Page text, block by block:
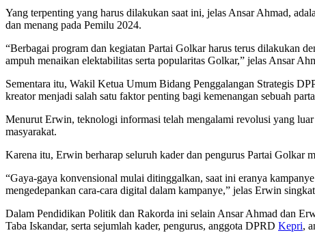
Yang terpenting yang harus dilakukan saat ini, jelas Ansar Ahmad,
dan menang pada Pemilu 2024.
“Berbagai program dan kegiatan Partai Golkar harus terus dilakukan
ampuh menaikan elektabilitas serta popularitas Golkar,” jelas Ansar
Sementara itu, Wakil Ketua Umum Bidang Penggalangan Strategis
kreator menjadi salah satu faktor penting bagi kemenangan sebuah
Menurut Erwin, teknologi informasi telah mengalami revolusi yang
masyarakat.
Karena itu, Erwin berharap seluruh kader dan pengurus Partai Golkar
“Gaya-gaya konvensional mulai ditinggalkan, saat ini eranya
mengedepankan cara-cara digital dalam kampanye,” jelas Erwin
Dalam Pendidikan Politik dan Rakorda ini selain Ansar Ahmad dan
Taba Iskandar, serta sejumlah kader, pengurus, anggota DPRD Kepri,